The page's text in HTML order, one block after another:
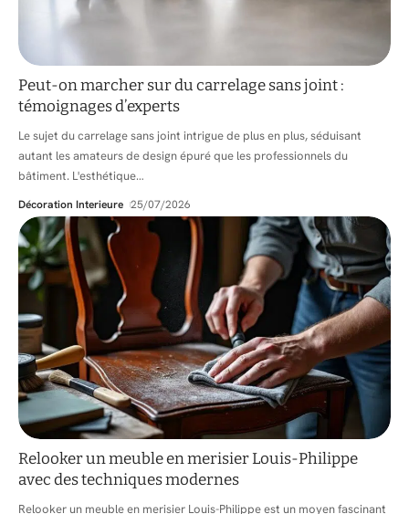
Peut-on marcher sur du carrelage sans joint :
témoignages d’experts
Le sujet du carrelage sans joint intrigue de plus en plus, séduisant
autant les amateurs de design épuré que les professionnels du
bâtiment. L'esthétique…
Décoration Interieure 25/07/2026
Relooker un meuble en merisier Louis-Philippe
avec des techniques modernes
Relooker un meuble en merisier Louis-Philippe est un moyen fascinant